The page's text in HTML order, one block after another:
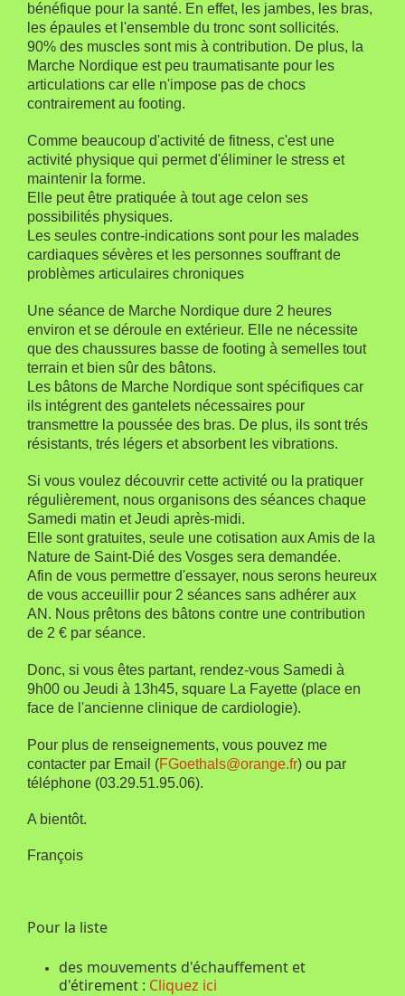
bénéfique pour la santé. En effet, les jambes, les bras,
les épaules et l'ensemble du tronc sont sollicités.
90% des muscles sont mis à contribution. De plus, la
Marche Nordique est peu traumatisante pour les
articulations car elle n'impose pas de chocs
contrairement au footing.
Comme beaucoup d'activité de fitness, c'est une
activité physique qui permet d'éliminer le stress et
maintenir la forme.
Elle peut être pratiquée à tout age celon ses
possibilités physiques.
Les seules contre-indications sont pour les malades
cardiaques sévères et les personnes souffrant de
problèmes articulaires chroniques
Une séance de Marche Nordique dure 2 heures
environ et se déroule en extérieur. Elle ne nécessite
que des chaussures basse de footing à semelles tout
terrain et bien sûr des bâtons.
Les bâtons de Marche Nordique sont spécifiques car
ils intégrent des gantelets nécessaires pour
transmettre la poussée des bras. De plus, ils sont trés
résistants, trés légers et absorbent les vibrations.
Si vous voulez découvrir cette activité ou la pratiquer
régulièrement, nous organisons des séances chaque
Samedi matin et Jeudi après-midi.
Elle sont gratuites, seule une cotisation aux Amis de la
Nature de Saint-Dié des Vosges sera demandée.
Afin de vous permettre d'essayer, nous serons heureux
de vous acceuillir pour 2 séances sans adhérer aux
AN. Nous prêtons des bâtons contre une contribution
de 2 € par séance.
Donc, si vous êtes partant, rendez-vous Samedi à
9h00 ou Jeudi à 13h45, square La Fayette (place en
face de l'ancienne clinique de cardiologie).
Pour plus de renseignements, vous pouvez me
contacter par Email (FGoethals@orange.fr) ou par
téléphone (03.29.51.95.06).
A bientôt.
François
Pour la liste
des mouvements d'échauffement et
d'étirement : Cliquez ici